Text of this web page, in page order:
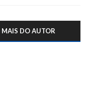
MAIS DO AUTOR